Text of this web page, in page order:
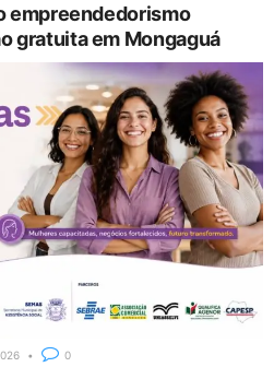
empreendedorismo
gratuita em Mongaguá
0